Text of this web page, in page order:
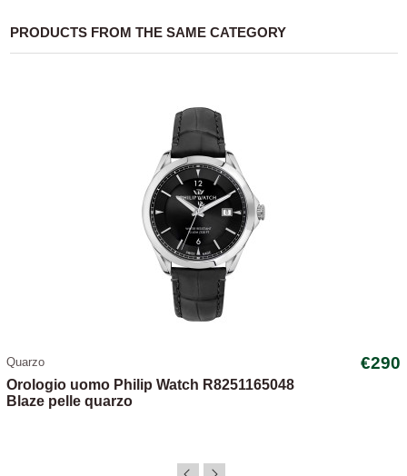
PRODUCTS FROM THE SAME CATEGORY
Quarzo €290
Orologio uomo Philip Watch R8251165048
Blaze pelle quarzo